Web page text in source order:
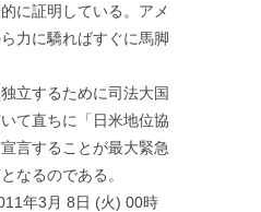
に証明している。アメ
力に驕ればすぐに馬脚
立するために司法大国
て直ちに「日米地位協
言することが最大緊急
なるのである。
年3月 8日 (火) 00時